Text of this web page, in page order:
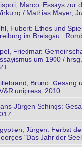
Marco: Essays zur
/ Mathias Mayer,
Hubert: Ethos und
im Breisgau :
Friedmar:
um 1900 /
Bruno: Gesang
unipress, 2010
Jürgen Schings:
Jürgen: Herbst
"Das Jahr der